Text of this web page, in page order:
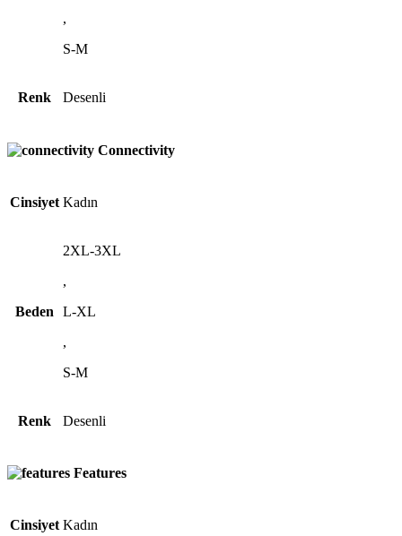
,
S-M
Renk Desenli
Connectivity
Cinsiyet Kadın
Beden
2XL-3XL
,
L-XL
,
S-M
Renk Desenli
Features
Cinsiyet Kadın